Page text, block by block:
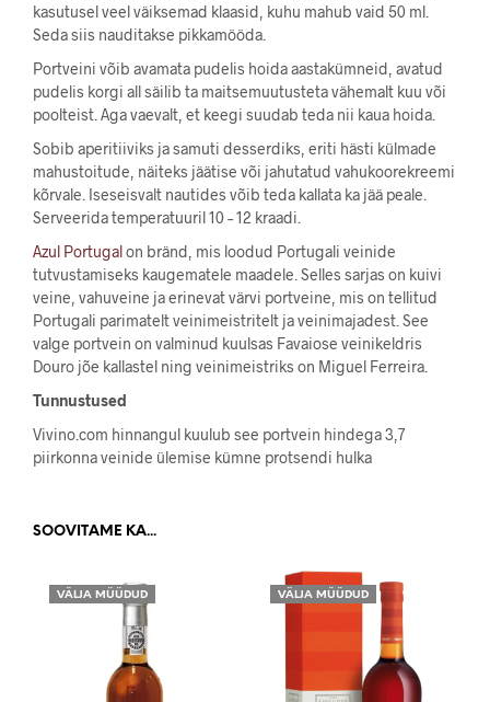
kasutusel veel väiksemad klaasid, kuhu mahub vaid 50 ml.
Seda siis nauditakse pikkamööda.
Portveini võib avamata pudelis hoida aastakümneid, avatud
pudelis korgi all säilib ta maitsemuutusteta vähemalt kuu või
poolteist. Aga vaevalt, et keegi suudab teda nii kaua hoida.
Sobib aperitiiviks ja samuti desserdiks, eriti hästi külmade
mahustoitude, näiteks jäätise või jahutatud vahukoorekreemi
kõrvale. Iseseisvalt nautides võib teda kallata ka jää peale.
Serveerida temperatuuril 10 – 12 kraadi.
Azul Portugalon bränd, mis loodud Portugali veinide
tutvustamiseks kaugematele maadele. Selles sarjas on kuivi
veine, vahuveine ja erinevat värvi portveine, mis on tellitud
Portugali parimatelt veinimeistritelt ja veinimajadest. See
valge portvein on valminud kuulsas Favaiose veinikeldris
Douro jõe kallastel ning veinimeistriks on Miguel Ferreira.
Tunnustused
Vivino.com hinnangul kuulub see portvein hindega 3,7
piirkonna veinide ülemise kümne protsendi hulka
SOOVITAME KA...
VÄLJA MÜÜDUD VÄLJA MÜÜDUD